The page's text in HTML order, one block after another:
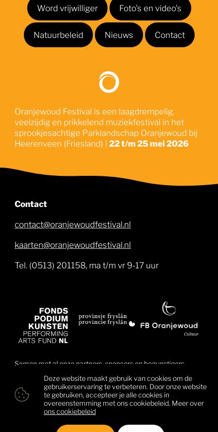
Word vrijwilliger Foto's en video's
Natuurbeleid Nieuws Contact
Oranjewoud Festival is een laagdrempelig,
veelzijdig en prikkelend muziekfestival in het
sprookjesachtige Parklandschap Oranjewoud bij
Heerenveen (Friesland) | 22 t/m 25 mei 2026
Contact
contact@oranjewoudfestival.nl
kaarten@oranjewoudfestival.nl
Tel. (0513) 201158, ma t/m vr 9-17 uur
Samen met al onze partners, sponsors en begunstigers
mensen dichter bij elkaar. Klik hier voor een overzicht van
alle begunstigers.
© 2026 Oranjewoud Festival Colofon Privacy & cookies
Deze website maakt gebruik van cookies om de
gebruikerservaring te verbeteren. Door onze website
te gebruiken, accepteer je alle cookies in
overeenstemming met ons cookiebeleid. Meer over
ons cookiebeleid